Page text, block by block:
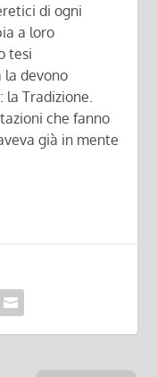
di ogni
a loro
tesi
la devono
la Tradizione.
che fanno
già in mente